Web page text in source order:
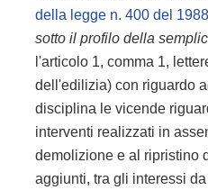
della legge n. 400 del 1988
sotto il profilo della
l'articolo 1, comma 1,
dell'edilizia) con riguardo
disciplina le vicende
interventi realizzati in
demolizione e al ripristino
aggiunti, tra gli interessi